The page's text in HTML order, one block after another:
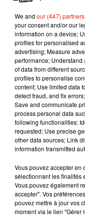
Publié : 19
Massy-
du parcours au
cas entre
Chevreuse à
période,
ailleurs à
chaque
Mundo
We and our (447) partners
your consent and/or our
information on a device;
profiles for personalised
advertising; Measure
performance;
of data from different
profiles to personalise
content; Use limited data
detect fraud, and fix
Save and communicate
process personal data
following functionalities:
requested; Use precise
other data sources; Link
information transmitted
Vous pouvez accepter en
sélectionnant les finalités
Vous pouvez également
accepter". Vos
pouvez mettre à jour vos
moment via le lien "Gérer